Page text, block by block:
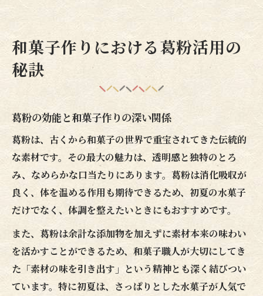
和菓子作りにおける葛粉活用の
秘訣
葛粉の効能と和菓子作りの深い関係
葛粉は、古くから和菓子の世界で重宝されてきた伝統的
な素材です。その最大の魅力は、透明感と独特のとろ
み、なめらかな口当たりにあります。葛粉は消化吸収が
良く、体を温める作用も期待できるため、初夏の水菓子
だけでなく、体調を整えたいときにもおすすめです。
また、葛粉は余計な添加物を加えずに素材本来の味わい
を活かすことができるため、和菓子職人が大切にしてき
た「素材の味を引き出す」という精神とも深く結びつい
ています。特に初夏は、さっぱりとした水菓子が人気で